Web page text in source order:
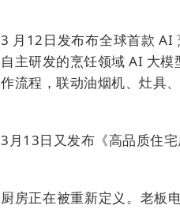
3 月 12日发布布全球首款 AI
自主研发的烹饪领域 AI 大模
作流程，联动油烟机、灶具
3 月13日又发布《高品质住
厨房正在被重新定义。 老板